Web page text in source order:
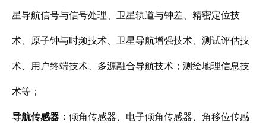
星导航信号与信号处理、卫星轨道与钟差、精密定位技
术、原子钟与时频技术、卫星导航增强技术、测试评估技
术、用户终端技术、多源融合导航技术；测绘地理信息技
术等；
导航传感器： 倾角传感器、电子倾角传感器、角移位传感